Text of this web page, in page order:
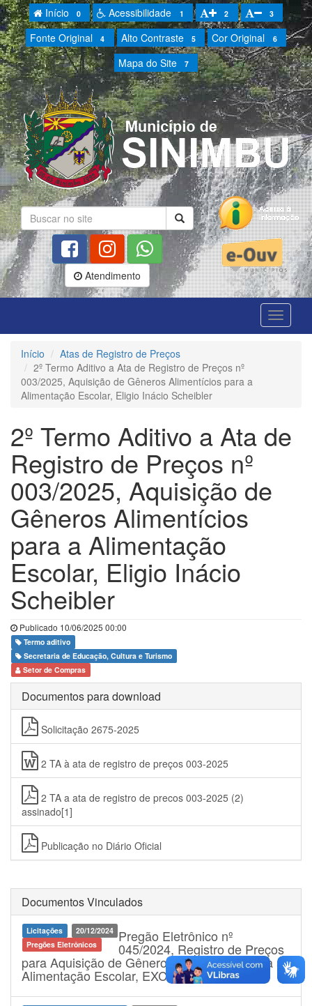
Início 0 Acessibilidade 1 2 3
Fonte Original 4 Alto Contraste 5 Cor Original 6
Mapa do Site 7
Atendimento
Início
Atas de Registro de Preços
2º Termo Aditivo a Ata de Registro de Preços nº
003/2025, Aquisição de Gêneros Alimentícios para a
Alimentação Escolar, Eligio Inácio Scheibler
2º Termo Aditivo a Ata de
Registro de Preços nº
003/2025, Aquisição de
Gêneros Alimentícios
para a Alimentação
Escolar, Eligio Inácio
Scheibler
Publicado 10/06/2025 00:00
Termo aditivo
Secretaria de Educação, Cultura e Turismo
Setor de Compras
Documentos para download
Solicitação 2675-2025
2 TA à ata de registro de preços 003-2025
2 TA a ata de registro de precos 003-2025 (2)
assinado[1]
Publicação no Diário Oficial
Documentos Vinculados
Licitações
20/12/2024
Pregões Eletrônicos
Pregão Eletrônico nº
045/2024, Registro de Preços
para Aquisição de Gêneros Alimentícios para a
Alimentação Escolar, EXCLUSIVA ME/EPP